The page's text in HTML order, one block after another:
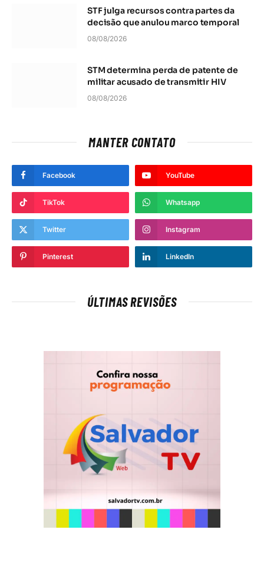
STF julga recursos contra partes da
decisão que anulou marco temporal
08/08/2026
STM determina perda de patente de
militar acusado de transmitir HIV
08/08/2026
MANTER CONTATO
Facebook YouTube
TikTok Whatsapp
Twitter Instagram
Pinterest LinkedIn
ÚLTIMAS REVISÕES